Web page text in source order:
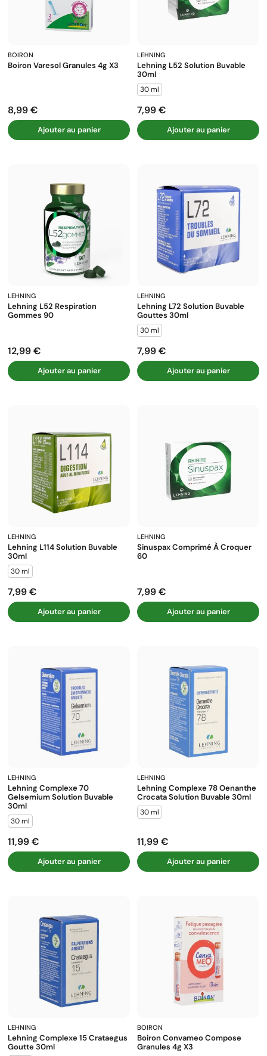
BOIRON
Boiron Varesol Granules 4g X3
Prix
8,99 €
Ajouter au panier
LEHNING
Lehning L52 Solution Buvable
30ml
30 ml
Prix
7,99 €
Ajouter au panier
LEHNING
Lehning L52 Respiration
Gommes 90
Prix
12,99 €
Ajouter au panier
LEHNING
Lehning L72 Solution Buvable
Gouttes 30ml
30 ml
Prix
7,99 €
Ajouter au panier
LEHNING
Lehning L114 Solution Buvable
30ml
30 ml
Prix
7,99 €
Ajouter au panier
LEHNING
Sinuspax Comprimé À Croquer
60
Prix
7,99 €
Ajouter au panier
LEHNING
Lehning Complexe 70
Gelsemium Solution Buvable
30ml
30 ml
Prix
11,99 €
Ajouter au panier
LEHNING
Lehning Complexe 78 Oenanthe
Crocata Solution Buvable 30ml
30 ml
Prix
11,99 €
Ajouter au panier
LEHNING
Lehning Complexe 15 Crataegus
Goutte 30ml
BOIRON
Boiron Convameo Compose
Granules 4g X3